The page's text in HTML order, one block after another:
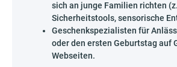
sich an junge Familien richten
Sicherheitstools, sensorische
Geschenkspezialisten für
oder den ersten Geburtstag auf
Webseiten.